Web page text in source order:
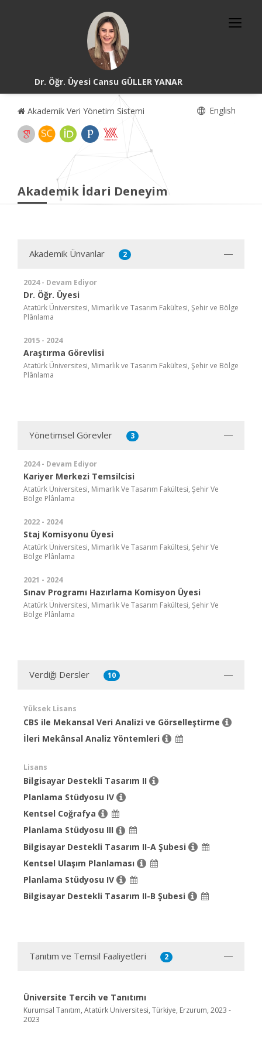
Dr. Öğr. Üyesi Cansu GÜLLER YANAR
Akademik Veri Yönetim Sistemi English
Akademik İdari Deneyim
Akademik Ünvanlar 2
2024 - Devam Ediyor
Dr. Öğr. Üyesi
Atatürk Üniversitesi, Mimarlık ve Tasarım Fakültesi, Şehir ve Bölge
Plânlama
2015 - 2024
Araştırma Görevlisi
Atatürk Üniversitesi, Mimarlık ve Tasarım Fakültesi, Şehir ve Bölge
Plânlama
Yönetimsel Görevler 3
2024 - Devam Ediyor
Kariyer Merkezi Temsilcisi
Atatürk Üniversitesi, Mimarlık Ve Tasarım Fakültesi, Şehir Ve
Bölge Plânlama
2022 - 2024
Staj Komisyonu Üyesi
Atatürk Üniversitesi, Mimarlık Ve Tasarım Fakültesi, Şehir Ve
Bölge Plânlama
2021 - 2024
Sınav Programı Hazırlama Komisyon Üyesi
Atatürk Üniversitesi, Mimarlık Ve Tasarım Fakültesi, Şehir Ve
Bölge Plânlama
Verdiği Dersler 10
Yüksek Lisans
CBS ile Mekansal Veri Analizi ve Görselleştirme
İleri Mekânsal Analiz Yöntemleri
Lisans
Bilgisayar Destekli Tasarım II
Planlama Stüdyosu IV
Kentsel Coğrafya
Planlama Stüdyosu III
Bilgisayar Destekli Tasarım II-A Şubesi
Kentsel Ulaşım Planlaması
Planlama Stüdyosu IV
Bilgisayar Destekli Tasarım II-B Şubesi
Tanıtım ve Temsil Faaliyetleri 2
Üniversite Tercih ve Tanıtımı
Kurumsal Tanıtım, Atatürk Üniversitesi, Türkiye, Erzurum, 2023 -
2023